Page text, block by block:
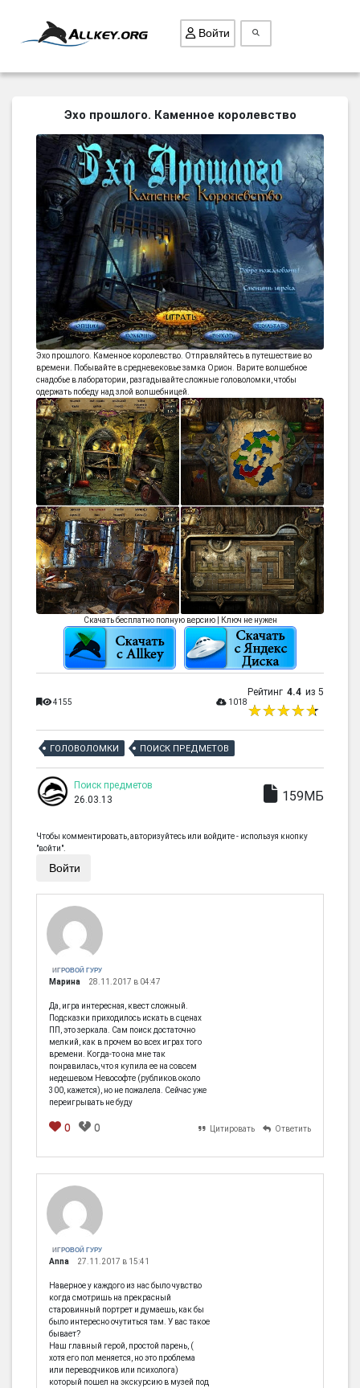
ВСЕ ИГРЫ
ПОИСК ПРЕДМЕТОВ
ГОЛОВОЛОМКИ
БИЗНЕС
ТРИ-В-РЯД
СТРАТЕГИИ
СТРЕЛЯЛКИ
КВЕСТ
КАК СКАЧАТЬ
НОВОСТИ
Войти
Эхо прошлого. Каменное королевство
Эхо прошлого. Каменное королевство. Отправляйтесь в путешествие во
времени. Побывайте в средневековье замка Орион. Варите волшебное
снадобье в лаборатории, разгадывайте сложные головоломки, чтобы
одержать победу над злой волшебницей.
Скачать бесплатно полную версию | Ключ не нужен
4155 1018
Рейтинг 4.4 из 5
ГОЛОВОЛОМКИ ПОИСК ПРЕДМЕТОВ
Поиск предметов
26.03.13
159МБ
Чтобы комментировать, авторизуйтесь или войдите - используя кнопку
"войти".
Войти
ИГРОВОЙ ГУРУ
Марина 28.11.2017 в 04:47
Да, игра интересная, квест сложный.
Подсказки приходилось искать в сценах
ПП, это зеркала. Сам поиск достаточно
мелкий, как в прочем во всех играх того
времени. Когда-то она мне так
понравилась, что я купила ее на совсем
недешевом Невософте (рубликов около
300, кажется), но не пожалела. Сейчас уже
переигрывать не буду
0 0 Цитировать Ответить
ИГРОВОЙ ГУРУ
Anna 27.11.2017 в 15:41
Наверное у каждого из нас было чувство
когда смотришь на прекрасный
старовинный портрет и думаешь, как бы
было интересно очутиться там. У вас такое
бывает?
Наш главный герой, простой парень, (
хотя его пол меняется, но это проблема
или переводчиков или психолога)
который пошел на экскурсию в музей под